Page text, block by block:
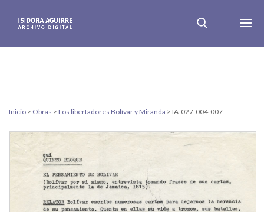
Inicio > Obras > Los libertadores Bolívar y Miranda > IA-027-004-007